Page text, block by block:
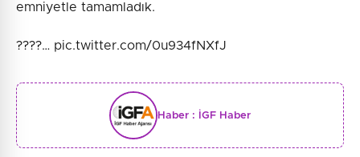
emniyetle tamamladık.
????️… pic.twitter.com/0u934fNXfJ
Haber : İGF Haber